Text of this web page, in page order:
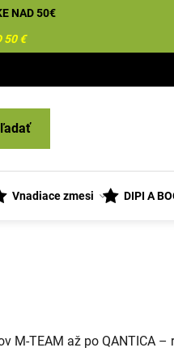
NAD 50€
50 €
Vnadiace zmesi DIPI A
M-TEAM až po QANTICA